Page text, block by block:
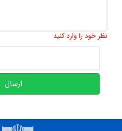
نظر خود را وارد کنید
ارسال